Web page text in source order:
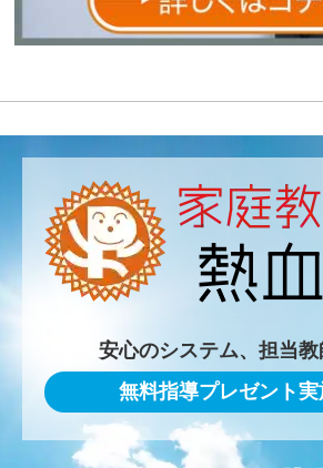
安心のシステム、担当
無料指導プレゼント実